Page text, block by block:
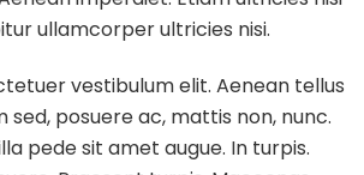
ullamcorper ultricies nisi.
vestibulum elit. Aenean tellus
sed, posuere ac, mattis non, nunc.
pede sit amet augue. In turpis.